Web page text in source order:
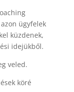
ügyfelek
küzdenek,
idejükből.
veled.
köré